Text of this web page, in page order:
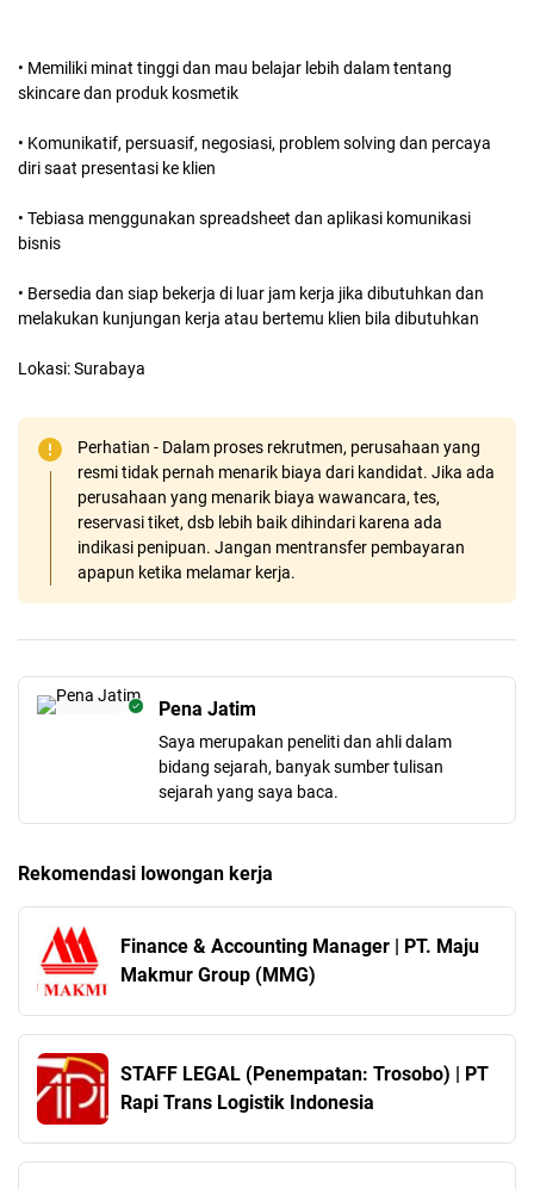
• Memiliki minat tinggi dan mau belajar lebih dalam tentang
skincare dan produk kosmetik
• Komunikatif, persuasif, negosiasi, problem solving dan percaya
diri saat presentasi ke klien
• Tebiasa menggunakan spreadsheet dan aplikasi komunikasi
bisnis
• Bersedia dan siap bekerja di luar jam kerja jika dibutuhkan dan
melakukan kunjungan kerja atau bertemu klien bila dibutuhkan
Lokasi: Surabaya
Perhatian - Dalam proses rekrutmen, perusahaan yang
resmi tidak pernah menarik biaya dari kandidat. Jika ada
perusahaan yang menarik biaya wawancara, tes,
reservasi tiket, dsb lebih baik dihindari karena ada
indikasi penipuan. Jangan mentransfer pembayaran
apapun ketika melamar kerja.
Pena Jatim
Saya merupakan peneliti dan ahli dalam
bidang sejarah, banyak sumber tulisan
sejarah yang saya baca.
Rekomendasi lowongan kerja
Finance & Accounting Manager | PT. Maju
Makmur Group (MMG)
STAFF LEGAL (Penempatan: Trosobo) | PT
Rapi Trans Logistik Indonesia